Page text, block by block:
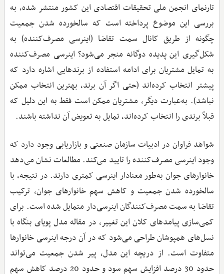
تارنمای انجمن ملی تحقیقات اقتصادی این کشور منتشر شده، به
بررسی این موضوع پرداخته است که سالخورده ‌شدن جمعیت
چگونه از طریق کانال سمت تقاضا (اینرسی مصرف‌کننده) به
شکل‌گیری این پدیده دوگانه منجر می‌شود؟ اینرسی مصرف‌کننده
به تمایل مشتریان برای ادامه استفاده از برندهایی اشاره دارد که
پیشتر انتخاب کرده‌اند (حتی اگر آن برند، بهترین انتخاب ممکن
نباشد). به‌عبارت دیگر، مشتریان ممکن است فقط به این دلیل که
قبلاً برندی را انتخاب کرده‌اند، تمایل به تعویض آن نداشته باشند.
شواهد فراوان در ادبیات سازمان صنعتی و بازاریابی وجود دارد که
وجود اینرسی مصرف‌کننده را تایید می‌کند. مطالعات نشان می‌دهد
خانوارهای جوان به‌طور معنادار اینرسی کمتری دارند. در نتیجه، با
سالخورده شدن جمعیت و کاهش سهم خانوارهای جوان، ترکیب
تقاضا به سمت مصرف‌کنندگان اینرسی‌دار متمایل شده است. برای
کمی‌سازی پیامدهای کلان این تغییر، در مقاله مدل پویای بنگاه با
نسل‌های همپوشان طراحی می‌شود که در آن درجه اینرسی خانوارها
متفاوت است. از دریچه این مدل، پیر شدن جمعیت می‌تواند
حدود 30 درصد افزایش سهم سود و حدود 20 درصد کاهش سهم